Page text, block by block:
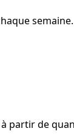
semaine.
partir de